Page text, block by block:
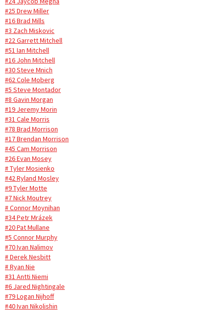
#25 Drew Miller
#16 Brad Mills
#3 Zach Miskovic
#22 Garrett Mitchell
#51 Ian Mitchell
#16 John Mitchell
#30 Steve Mnich
#62 Cole Moberg
#5 Steve Montador
#8 Gavin Morgan
#19 Jeremy Morin
#31 Cale Morris
#78 Brad Morrison
#17 Brendan Morrison
#45 Cam Morrison
#26 Evan Mosey
# Tyler Mosienko
#42 Ryland Mosley
#9 Tyler Motte
#7 Nick Moutrey
# Connor Moynihan
#34 Petr Mrázek
#20 Pat Mullane
#5 Connor Murphy
#70 Ivan Nalimov
# Derek Nesbitt
# Ryan Nie
#31 Antti Niemi
#6 Jared Nightingale
#79 Logan Nijhoff
#40 Ivan Nikolishin